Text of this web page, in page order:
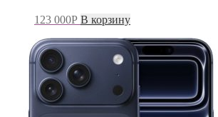
123 000Р В корзину